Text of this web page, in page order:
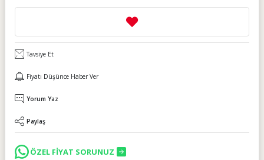
Tavsiye Et
Fiyatı Düşünce Haber Ver
Yorum Yaz
Paylaş
ÖZEL FİYAT SORUNUZ